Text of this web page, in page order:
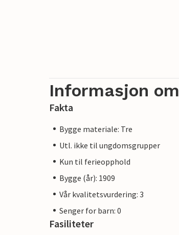
Informasjon
Fakta
Bygge materiale: Tre
Utl. ikke til ungdomsgrupper
Kun til ferieopphold
Bygge (år): 1909
Vår kvalitetsvurdering: 3
Senger for barn: 0
Fasiliteter